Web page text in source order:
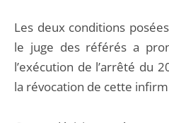
Les deux conditions
le juge des référés a
l’exécution de l’arrêté du
la révocation de cette